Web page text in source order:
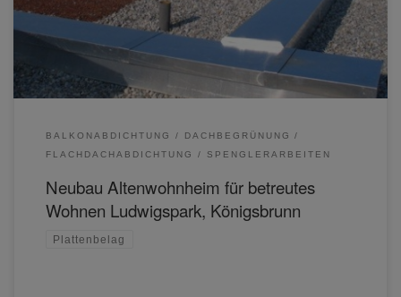
BALKONABDICHTUNG
DACHBEGRÜNUNG
FLACHDACHABDICHTUNG
SPENGLERARBEITEN
Neubau Altenwohnheim für betreutes
Wohnen Ludwigspark, Königsbrunn
Plattenbelag